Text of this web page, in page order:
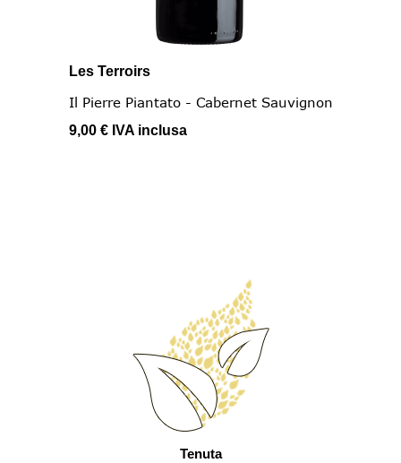
Les Terroirs
Il Pierre Piantato - Cabernet Sauvignon
9,00 € IVA inclusa
Tenuta